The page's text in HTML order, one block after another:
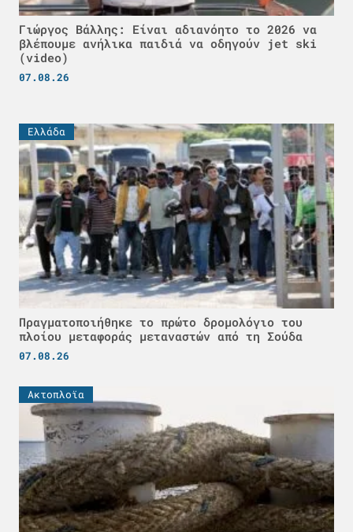
Γιώργος Βάλλης: Είναι αδιανόητο το 2026 να
βλέπουμε ανήλικα παιδιά να οδηγούν jet ski
(video)
07.08.26
Ελλάδα
Πραγματοποιήθηκε το πρώτο δρομολόγιο του
πλοίου μεταφοράς μεταναστών από τη Σούδα
07.08.26
Ακτοπλοϊα